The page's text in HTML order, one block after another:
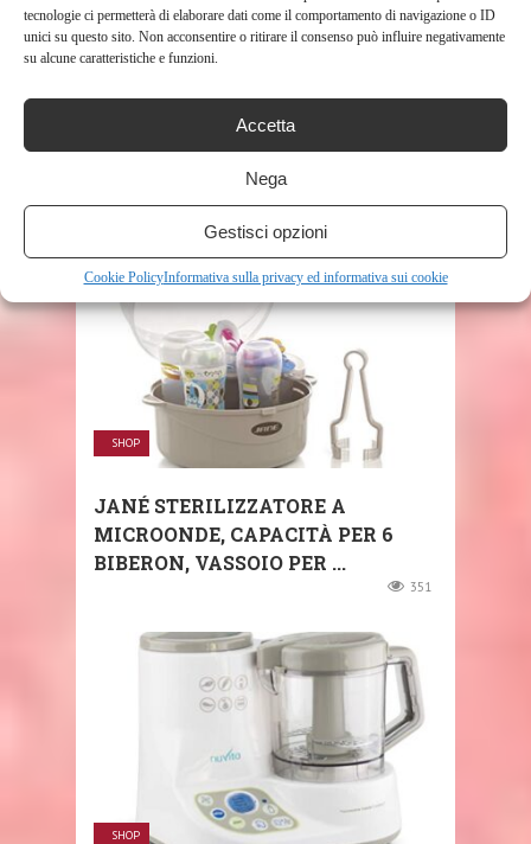
tecnologie ci permetterà di elaborare dati come il comportamento di navigazione o ID
unici su questo sito. Non acconsentire o ritirare il consenso può influire negativamente
su alcune caratteristiche e funzioni.
Accetta
Nega
Gestisci opzioni
Cookie PolicyInformativa sulla privacy ed informativa sui cookie
STERILIZZATORE PER BIBERON
SHOP
JANÉ STERILIZZATORE A
MICROONDE, CAPACITÀ PER 6
BIBERON, VASSOIO PER ...
351
SHOP